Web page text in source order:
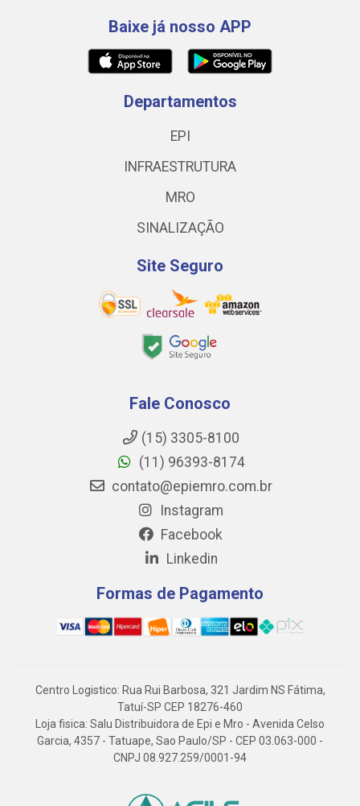
Baixe já nosso APP
Departamentos
EPI
INFRAESTRUTURA
MRO
SINALIZAÇÃO
Site Seguro
Fale Conosco
(15) 3305-8100
(11) 96393-8174
contato@epiemro.com.br
Instagram
Facebook
Linkedin
Formas de Pagamento
Centro Logistico: Rua Rui Barbosa, 321 Jardim NS Fátima,
Tatuí-SP CEP 18276-460
Loja fisica: Salu Distribuidora de Epi e Mro - Avenida Celso
Garcia, 4357 - Tatuape, Sao Paulo/SP - CEP 03.063-000 -
CNPJ 08.927.259/0001-94